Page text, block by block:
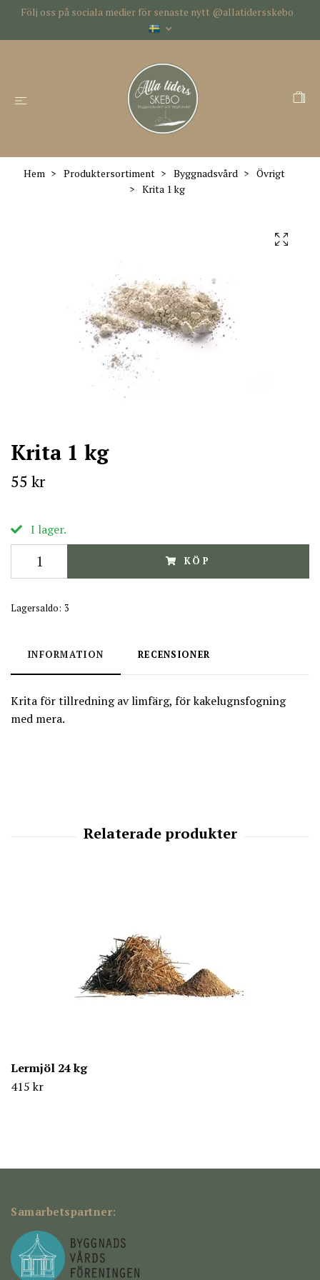
Följ oss på sociala medier för senaste nytt @allatidersskebo
Hem Produktersortiment Byggnadsvård
Övrigt
Krita 1 kg
Krita 1 kg
55 kr
I lager.
KÖP
Lagersaldo: 3
INFORMATION RECENSIONER
Krita för tillredning av limfärg, för kakelugnsfogning
med mera.
Lermjöl 24 kg
415 kr
Samarbetspartner: